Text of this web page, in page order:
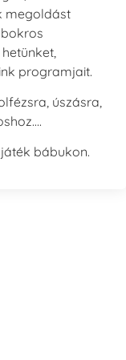
megoldást
programjait.
úszásra,
bábukon.